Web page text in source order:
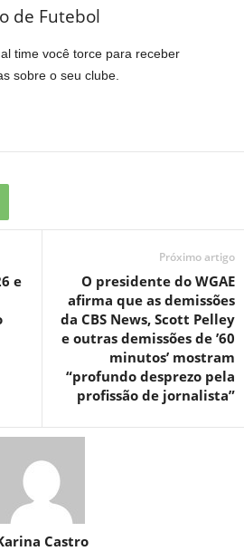
de Futebol
time você torce para receber
sobre o seu clube.
e
Próximo artigo
O presidente do WGAE
afirma que as demissões
da CBS News, Scott Pelley
e outras demissões de ’60
minutos’ mostram
“profundo desprezo pela
profissão de jornalista”
Castro